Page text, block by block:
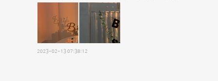
2023-02-13 07:38:12